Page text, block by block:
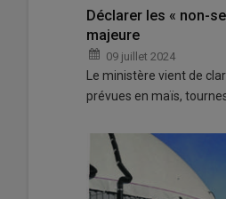
Déclarer les « non-
majeure
09 juillet 2024
Le ministère vient de
prévues en maïs,